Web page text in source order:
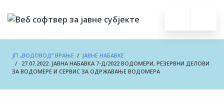
ЈП „ВОДОВОД“ ВРАЊЕ / ЈАВНЕ НАБАВКЕ
/ 27.07.2022. ЈАВНА НАБАВКА 7-Д/2022 ВОДОМЕРИ, РЕЗЕРВНИ ДЕЛОВИ
ЗА ВОДОМЕРЕ И СЕРВИС ЗА ОДРЖАВАЊЕ ВОДОМЕРА